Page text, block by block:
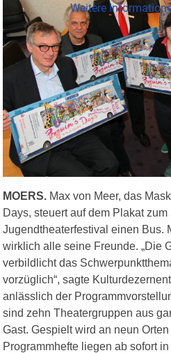
MOERS. Max von Meer, das
Days, steuert auf dem Plakat zum
Jugendtheaterfestival einen Bus.
wirklich alle seine Freunde. „Die
verbildlicht das
vorzüglich“, sagte
anlässlich der
sind zehn Theatergruppen aus
Gast. Gespielt wird an neun
Programmhefte liegen ab sofort
Weitere